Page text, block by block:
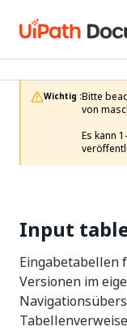
Wichtig :Bitte
von
Es kann
Input
Eingabetabellen
Versionen im